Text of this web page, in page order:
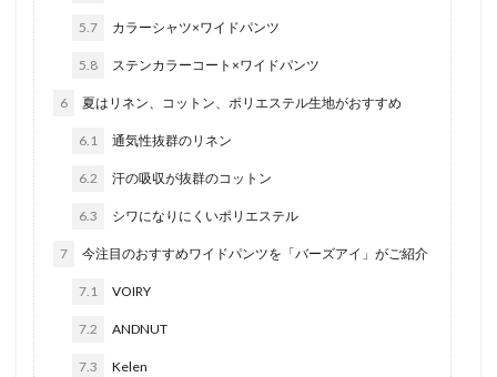
5.7 カラーシャツ×ワイドパンツ
5.8 ステンカラーコート×ワイドパンツ
6 夏はリネン、コットン、ポリエステル生地がおすすめ
6.1 通気性抜群のリネン
6.2 汗の吸収が抜群のコットン
6.3 シワになりにくいポリエステル
7 今注目のおすすめワイドパンツを「バーズアイ」がご紹介
7.1 VOIRY
7.2 ANDNUT
7.3 Kelen